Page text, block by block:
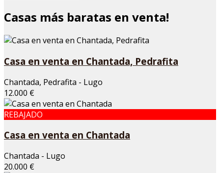
Casas más baratas en venta!
Casa en venta en Chantada, Pedrafita
Chantada, Pedrafita - Lugo
12.000 €
REBAJADO
Casa en venta en Chantada
Chantada - Lugo
20.000 €